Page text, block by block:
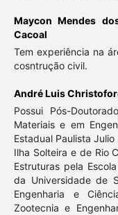
Maycon Mendes
Cacoal
Tem experiência na
cosntrução civil.
André Luis
Possui Pós-
Materiais e em
Estadual Paulista
Ilha Solteira e de Rio
Estruturas pela
da Universidade de
Engenharia e
Zootecnia e